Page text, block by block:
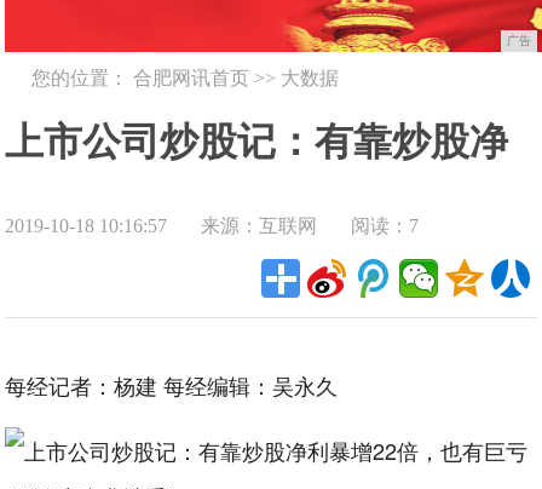
广告
您的位置：合肥网讯首页 >> 大数据
上市公司炒股记：有靠炒股净
利暴增22倍，也有巨亏11亿
2019-10-18 10:16:57 来源：互联网 阅读：7
每经记者：杨建 每经编辑：吴永久